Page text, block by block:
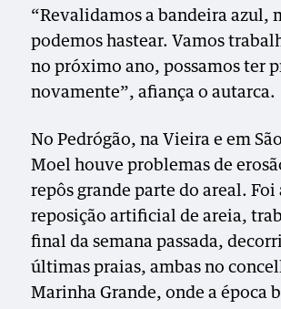
“Revalidamos a bandeira azul,
podemos hastear. Vamos
no próximo ano, possamos ter
novamente”, afiança o autarca.
No Pedrógão, na Vieira e em
Moel houve problemas de
repôs grande parte do areal.
reposição artificial de areia,
final da semana passada,
últimas praias, ambas no
Marinha Grande, onde a época